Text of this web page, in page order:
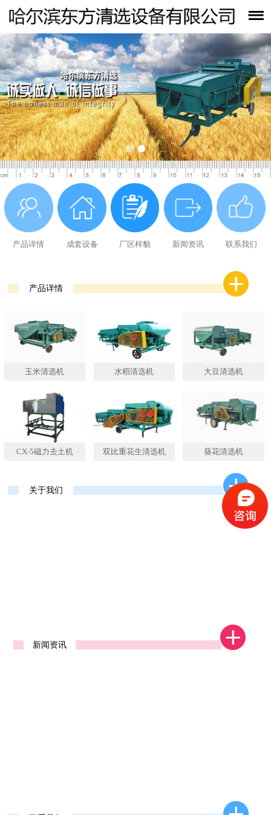
产品详情 成套设备 厂区样貌 新闻资讯 联系我们
产品详情
玉米清选机 水稻清选机 大豆清选机
CX-5磁力去土机 双比重花生清选机 葵花清选机
关于我们
新闻资讯